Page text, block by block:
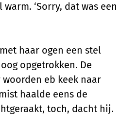
‘Sorry, dat was een
haar ogen een stel
opgetrokken. De
eb keek naar
haalde eens de
toch, dacht hij.